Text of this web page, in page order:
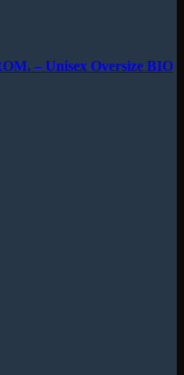
– Unisex Oversize BIO